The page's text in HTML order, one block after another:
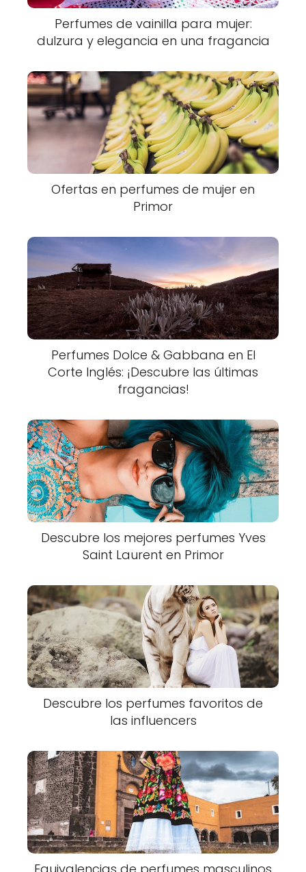
Perfumes de vainilla para mujer:
dulzura y elegancia en una fragancia
Ofertas en perfumes de mujer en
Primor
Perfumes Dolce & Gabbana en El
Corte Inglés: ¡Descubre las últimas
fragancias!
Descubre los mejores perfumes Yves
Saint Laurent en Primor
Descubre los perfumes favoritos de
las influencers